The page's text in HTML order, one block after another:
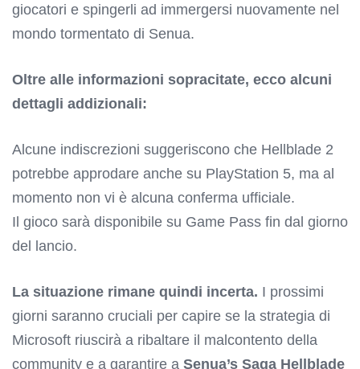
giocatori e spingerli ad immergersi nuovamente nel
mondo tormentato di Senua.
Oltre alle informazioni sopracitate, ecco alcuni
dettagli addizionali:
Alcune indiscrezioni suggeriscono che Hellblade 2
potrebbe approdare anche su PlayStation 5, ma al
momento non vi è alcuna conferma ufficiale.
Il gioco sarà disponibile su Game Pass fin dal giorno
del lancio.
La situazione rimane quindi incerta. I prossimi
giorni saranno cruciali per capire se la strategia di
Microsoft riuscirà a ribaltare il malcontento della
community e a garantire a Senua’s Saga Hellblade